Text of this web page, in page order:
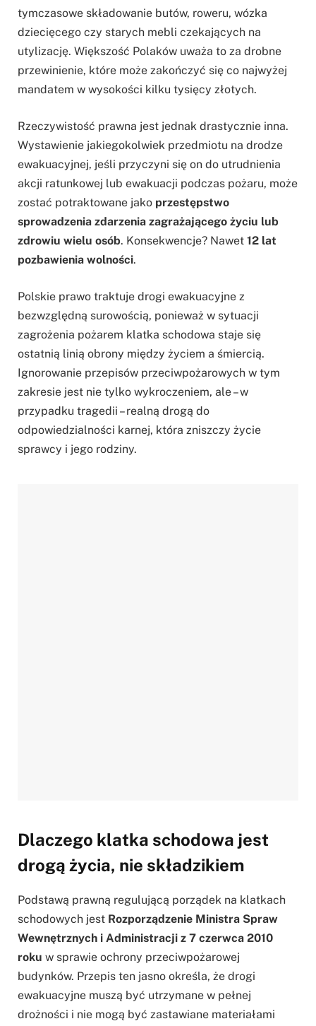
tymczasowe składowanie butów, roweru, wózka
dziecięcego czy starych mebli czekających na
utylizację. Większość Polaków uważa to za drobne
przewinienie, które może zakończyć się co najwyżej
mandatem w wysokości kilku tysięcy złotych.
Rzeczywistość prawna jest jednak drastycznie inna.
Wystawienie jakiegokolwiek przedmiotu na drodze
ewakuacyjnej, jeśli przyczyni się on do utrudnienia
akcji ratunkowej lub ewakuacji podczas pożaru, może
zostać potraktowane jako przestępstwo
sprowadzenia zdarzenia zagrażającego życiu lub
zdrowiu wielu osób. Konsekwencje? Nawet 12 lat
pozbawienia wolności.
Polskie prawo traktuje drogi ewakuacyjne z
bezwzględną surowością, ponieważ w sytuacji
zagrożenia pożarem klatka schodowa staje się
ostatnią linią obrony między życiem a śmiercią.
Ignorowanie przepisów przeciwpożarowych w tym
zakresie jest nie tylko wykroczeniem, ale – w
przypadku tragedii – realną drogą do
odpowiedzialności karnej, która zniszczy życie
sprawcy i jego rodziny.
Dlaczego klatka schodowa jest
drogą życia, nie składzikiem
Podstawą prawną regulującą porządek na klatkach
schodowych jest Rozporządzenie Ministra Spraw
Wewnętrznych i Administracji z 7 czerwca 2010
roku w sprawie ochrony przeciwpożarowej
budynków. Przepis ten jasno określa, że drogi
ewakuacyjne muszą być utrzymane w pełnej
drożności i nie mogą być zastawiane materiałami